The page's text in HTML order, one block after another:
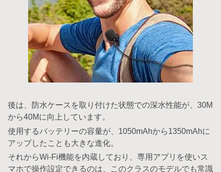
後は、防水ケースを取り付けた状態での深水性能が、30M
から40Mに向上しています。
使用するバッテリーの容量が、1050mAhから1350mAhに
アップしたことも大きな進化。
それからWi-Fi機能を内蔵しており、専用アプリを使いス
マホで操作設定できるのは、このクラスのモデルでも常識